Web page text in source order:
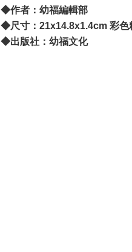
◆作者：幼福編輯部
◆尺寸：21x14.8x1.4cm 彩色
◆出版社：幼福文化